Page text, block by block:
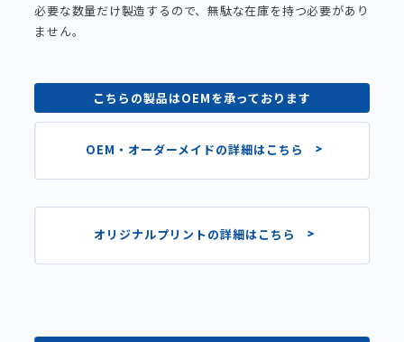
必要な数量だけ製造するので、無駄な在庫を持つ必要があり
ません。
こちらの製品はOEMを承っております
OEM・オーダーメイドの詳細はこちら
オリジナルプリントの詳細はこちら